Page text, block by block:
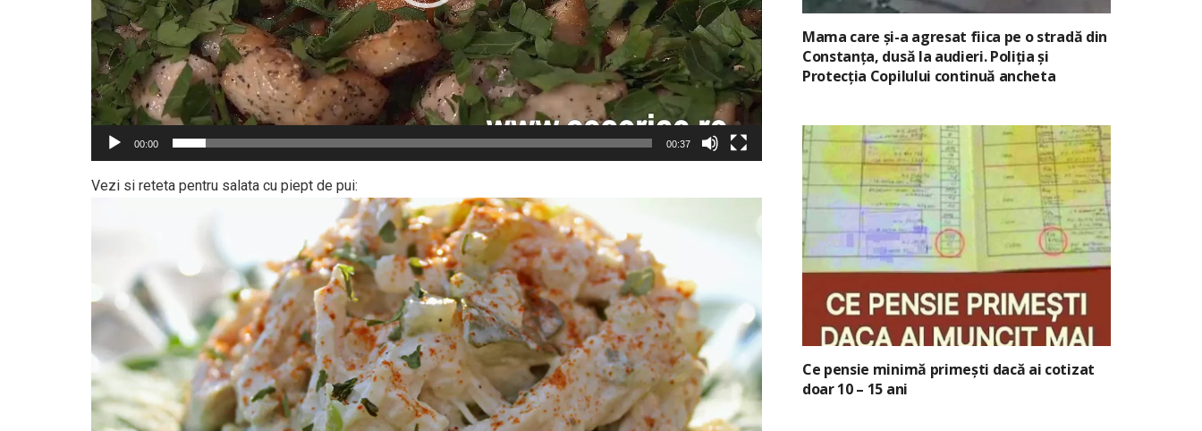
00:00 00:37
Vezi si reteta pentru salata cu piept de pui:
Mama care și-a agresat fiica pe o stradă din
Constanța, dusă la audieri. Poliția și
Protecția Copilului continuă ancheta
Ce pensie minimă primești dacă ai cotizat
doar 10 – 15 ani